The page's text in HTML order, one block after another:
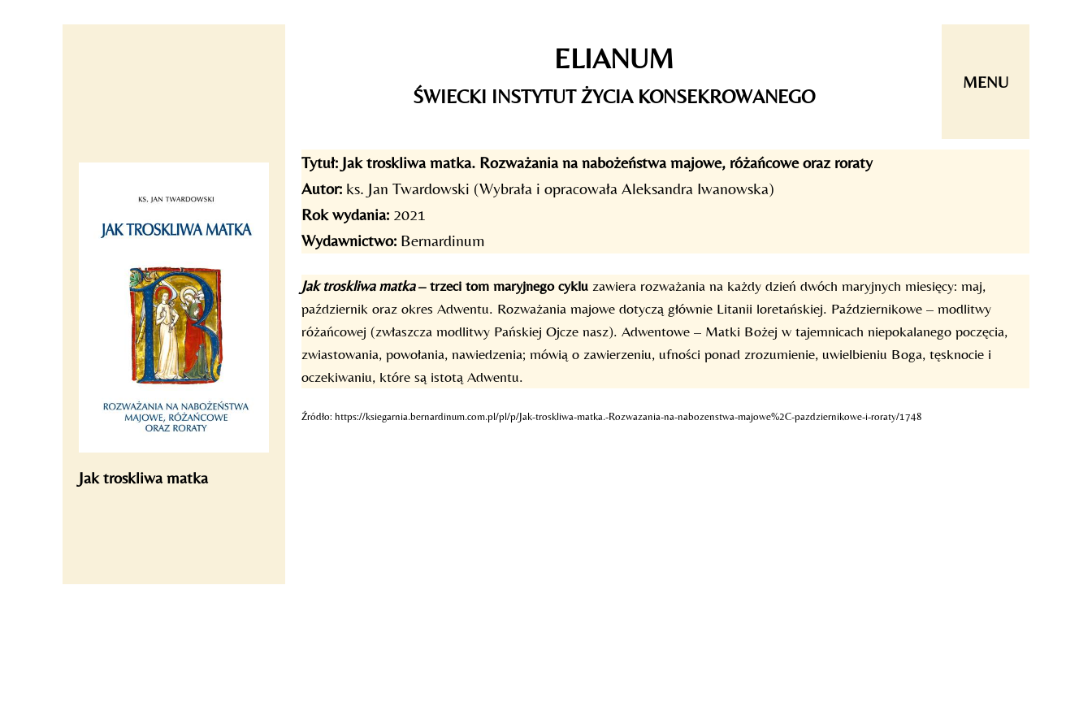
Jak troskliwa matka
ELIANUM
ŚWIECKI INSTYTUT ŻYCIA KONSEKROWANEGO
MENU
Tytuł: Jak troskliwa matka. Rozważania na nabożeństwa majowe, różańcowe oraz roraty
Autor: ks. Jan Twardowski (Wybrała i opracowała Aleksandra Iwanowska)
Rok wydania: 2021
Wydawnictwo: Bernardinum
Jak troskliwa matka– trzeci tom maryjnego cyklu zawiera rozważania na każdy dzień dwóch maryjnych miesięcy: maj,
październik oraz okres Adwentu. Rozważania majowe dotyczą głównie Litanii loretańskiej. Październikowe – modlitwy
różańcowej (zwłaszcza modlitwy Pańskiej Ojcze nasz). Adwentowe – Matki Bożej w tajemnicach niepokalanego poczęcia,
zwiastowania, powołania, nawiedzenia; mówią o zawierzeniu, ufności ponad zrozumienie, uwielbieniu Boga, tęsknocie i
oczekiwaniu, które są istotą Adwentu.
Źródło: https://ksiegarnia.bernardinum.com.pl/pl/p/Jak-troskliwa-matka.-Rozwazania-na-nabozenstwa-majowe%2C-pazdziernikowe-i-roraty/1748